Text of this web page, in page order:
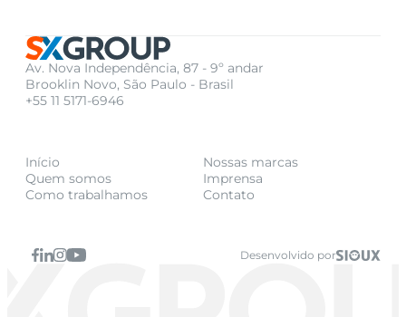
Av. Nova Independência, 87 - 9º andar
Brooklin Novo, São Paulo - Brasil
+55 11 5171-6946
Início
Quem somos
Como trabalhamos
Nossas marcas
Imprensa
Contato
Desenvolvido por